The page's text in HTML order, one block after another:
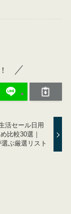
活セール日用
比較30選｜
ぶ厳選リスト